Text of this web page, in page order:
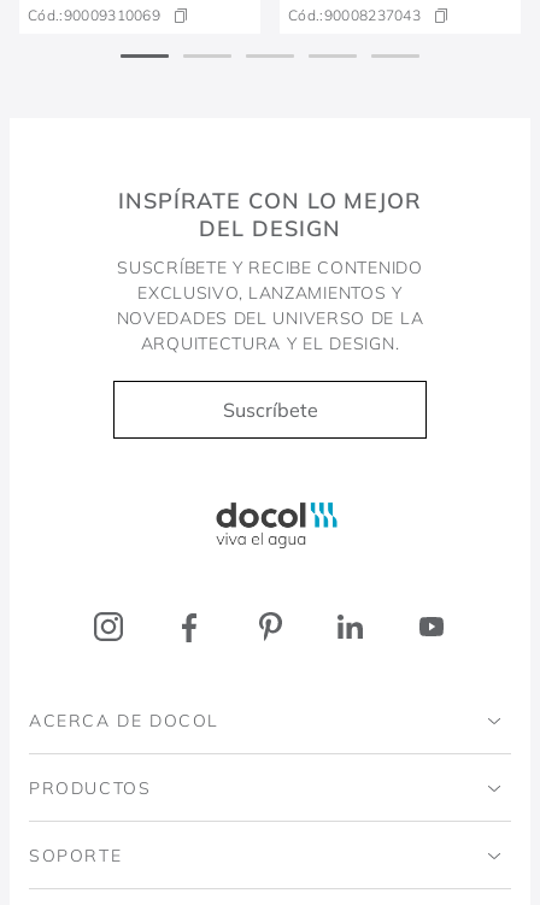
Cód.:90009310069 Cód.:90008237043
INSPÍRATE CON LO MEJOR
DEL DESIGN
SUSCRÍBETE Y RECIBE CONTENIDO
EXCLUSIVO, LANZAMIENTOS Y
NOVEDADES DEL UNIVERSO DE LA
ARQUITECTURA Y EL DESIGN.
Suscríbete
ACERCA DE DOCOL
Institucional
PRODUCTOS
Baños
SOPORTE